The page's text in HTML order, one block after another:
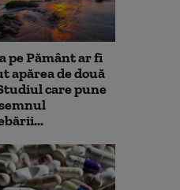
pe Pământ ar fi
apărea de două
care pune